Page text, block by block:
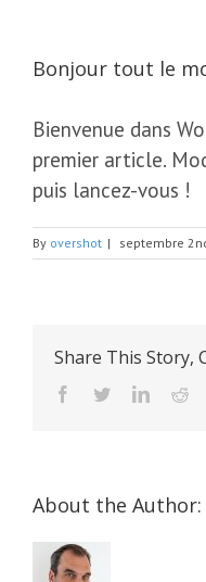
Bonjour tout le
Bienvenue dans
premier article.
puis lancez-vous !
By overshot | septembre
Share This Story,
Facebook
TwitterLinkedin
About the Author: